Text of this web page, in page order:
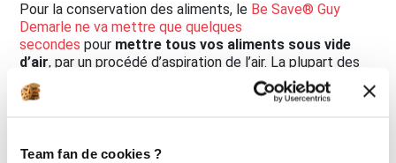
Team fan de cookies ?
Pour la conservation des aliments, le Be Save® Guy
Demarle ne va mettre que quelques
secondes pour mettre tous vos aliments sous vide
d’air, par un procédé d’aspiration de l’air. La plupart des
appareils de mise sous vide utilises des sacs en
plastiques qui viennent comprimer les aliments et